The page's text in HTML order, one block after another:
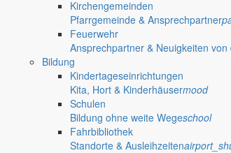
Hotel Nürnberg
anzeigen@gemeinde-markersdorf.de
Kirchengemeinden
Pfarrgemeinde & Ansprechpartner
Feuerwehr
Ansprechpartner & Neuigkeiten
Bildung
Kindertageseinrichtungen
Kita, Hort & Kinderhäusermood
Schulen
Bildung ohne weite Wegeschool
Fahrbibliothek
Standorte & Ausleihzeiten